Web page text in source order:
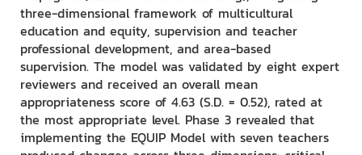
three-dimensional framework of multicultural
education and equity, supervision and teacher
professional development, and area-based
supervision. The model was validated by eight expert
reviewers and received an overall mean
appropriateness score of 4.63 (S.D. = 0.52), rated at
the most appropriate level. Phase 3 revealed that
implementing the EQUIP Model with seven teachers